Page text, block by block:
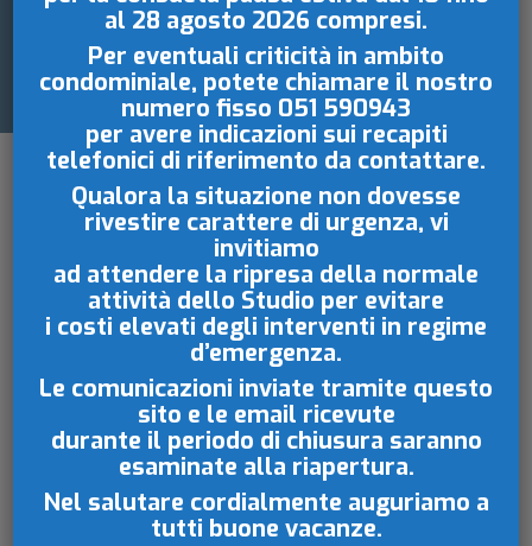
CONTRATTUALE
Il regolamento di condominio può anche
essere unilateralmente
dall’originario unico proprietario(o
costruttore) dello stabile condominiale,
prima di frazionare la proprietà del
medesimo in una pluralità di proprietà
esclusive e di parti comuni indivise.
al 28 agosto 2026 compresi.
Per eventuali criticità in ambito
condominiale, potete chiamare il nostro
numero fisso 051 590943
per avere indicazioni sui recapiti
telefonici di riferimento da contattare.
Qualora la situazione non dovesse
rivestire carattere di urgenza, vi
invitiamo
ad attendere la ripresa della normale
attività dello Studio per evitare
i costi elevati degli interventi in regime
d’emergenza.
Le comunicazioni inviate tramite questo
sito e le email ricevute
durante il periodo di chiusura saranno
esaminate alla riapertura.
Nel salutare cordialmente auguriamo a
tutti buone vacanze.